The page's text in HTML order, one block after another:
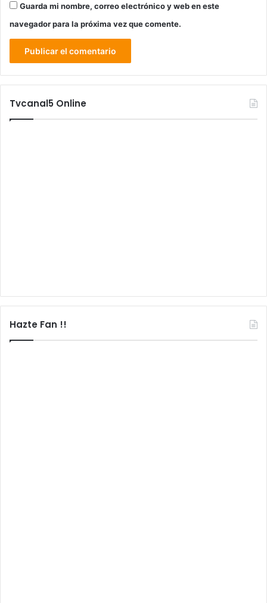
Guarda mi nombre, correo electrónico y web en este
navegador para la próxima vez que comente.
Tvcanal5 Online
Hazte Fan !!